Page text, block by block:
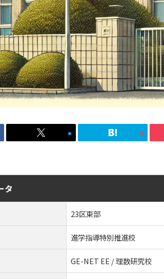
タ
23区東部
進学指導特別推進校
GE-NET EE / 理数研究校